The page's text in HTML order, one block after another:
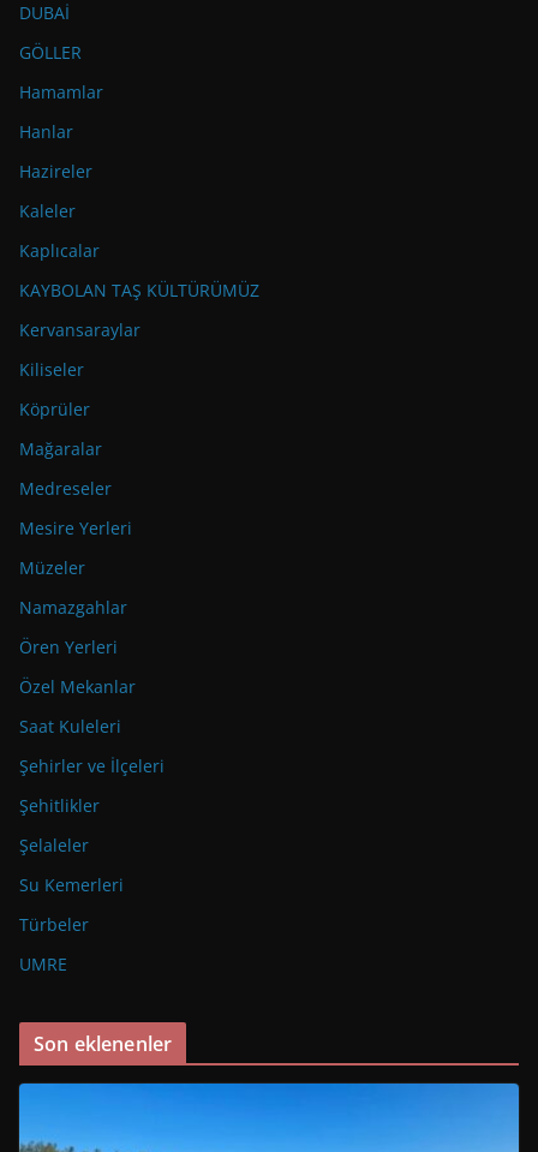
DUBAİ
GÖLLER
Hamamlar
Hanlar
Hazireler
Kaleler
Kaplıcalar
KAYBOLAN TAŞ KÜLTÜRÜMÜZ
Kervansaraylar
Kiliseler
Köprüler
Mağaralar
Medreseler
Mesire Yerleri
Müzeler
Namazgahlar
Ören Yerleri
Özel Mekanlar
Saat Kuleleri
Şehirler ve İlçeleri
Şehitlikler
Şelaleler
Su Kemerleri
Türbeler
UMRE
Son eklenenler